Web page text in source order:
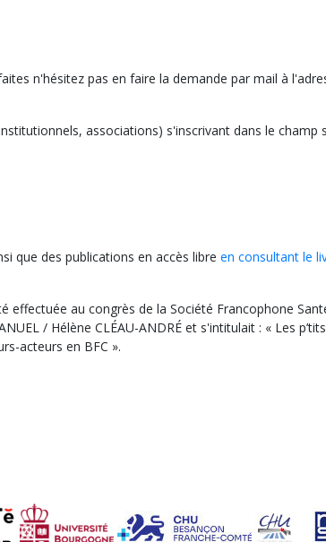
n'hésitez pas en faire la demande par mail à
associations) s'inscrivant dans le champ
que des publications en accès libre en consultant le
au congrès de la Société Francophone
/ Hélène CLÉAU-ANDRÉ et s'intitulait : « Les
acteurs en BFC ».